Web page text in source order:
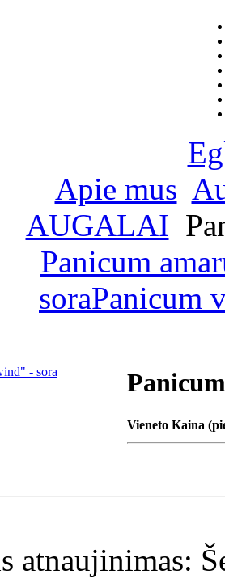
Apie mus
AUGALAI
Panicum
soraPanicum
Vieneto Kaina
atnaujinimas: